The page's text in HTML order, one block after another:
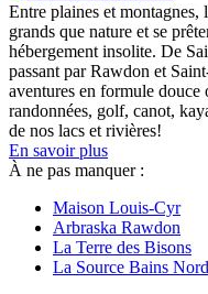
Entre plaines et montagnes,
grands que nature et se
hébergement insolite. De
passant par Rawdon et
aventures en formule douce
randonnées, golf, canot,
de nos lacs et rivières!
En savoir plus
À ne pas manquer :
Maison Louis-Cyr
Arbraska Rawdon
La Terre des Bisons
La Source Bains